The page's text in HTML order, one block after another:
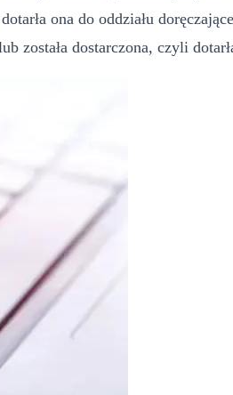
ona do oddziału
została dostarczona, czyli